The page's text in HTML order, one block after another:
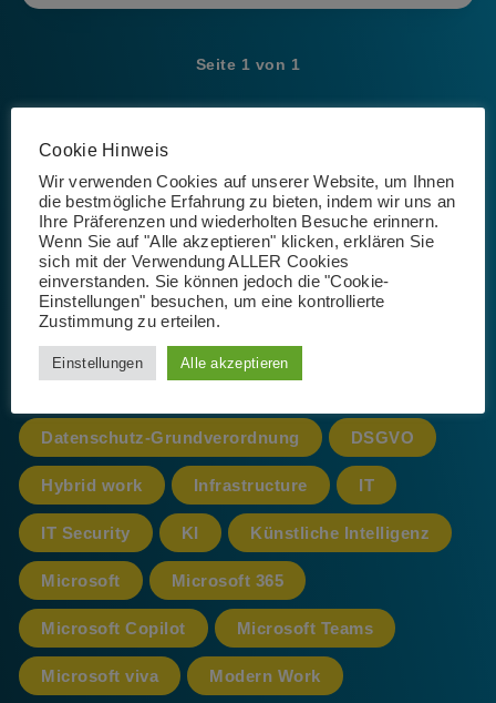
Seite 1 von 1
Schlagwörter
365 AI App Artificial Intelligence
Azure cloud CoPilot
Datenschutz-Grundverordnung DSGVO
Hybrid work Infrastructure IT
IT Security KI Künstliche Intelligenz
Microsoft Microsoft 365
Microsoft Copilot Microsoft Teams
Microsoft viva Modern Work
Cookie Hinweis
Wir verwenden Cookies auf unserer Website, um Ihnen
die bestmögliche Erfahrung zu bieten, indem wir uns an
Ihre Präferenzen und wiederholten Besuche erinnern.
Wenn Sie auf "Alle akzeptieren" klicken, erklären Sie
sich mit der Verwendung ALLER Cookies
einverstanden. Sie können jedoch die "Cookie-
Einstellungen" besuchen, um eine kontrollierte
Zustimmung zu erteilen.
Einstellungen Alle akzeptieren